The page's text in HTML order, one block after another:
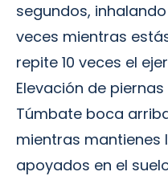
segundos,
veces mientras
repite 10 veces el
Elevación de piernas
Túmbate boca
mientras
apoyados en el